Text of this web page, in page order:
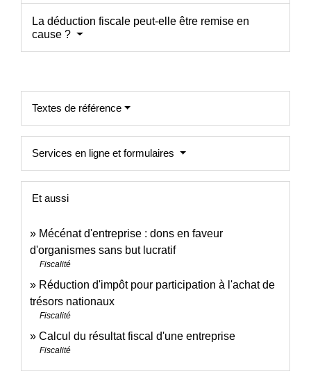
La déduction fiscale peut-elle être remise en
cause ?
Textes de référence
Services en ligne et formulaires
Et aussi
Mécénat d'entreprise : dons en faveur
d'organismes sans but lucratif
Fiscalité
Réduction d'impôt pour participation à l'achat de
trésors nationaux
Fiscalité
Calcul du résultat fiscal d'une entreprise
Fiscalité